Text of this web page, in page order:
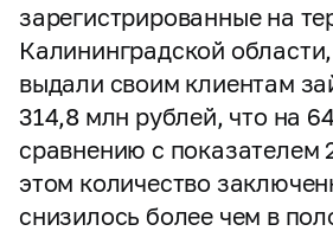
зарегистрированные на
Калининградской
выдали своим клиентам
314,8 млн рублей, что на
сравнению с показателем
этом количество
снизилось более чем в